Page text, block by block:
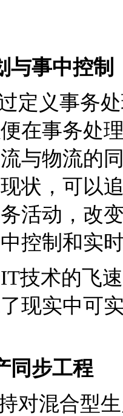
事中控制
义事务处
在事务处
与物流的
状，可以
活动，改
控制和实
术的飞速
现实中可
同步工程
混合型生